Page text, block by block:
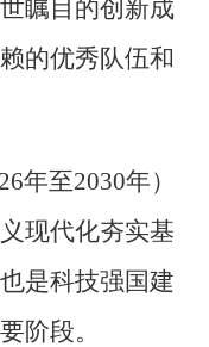
瞩目的创新成
的优秀队伍和
年至2030年）
现代化夯实基
是科技强国建
阶段。